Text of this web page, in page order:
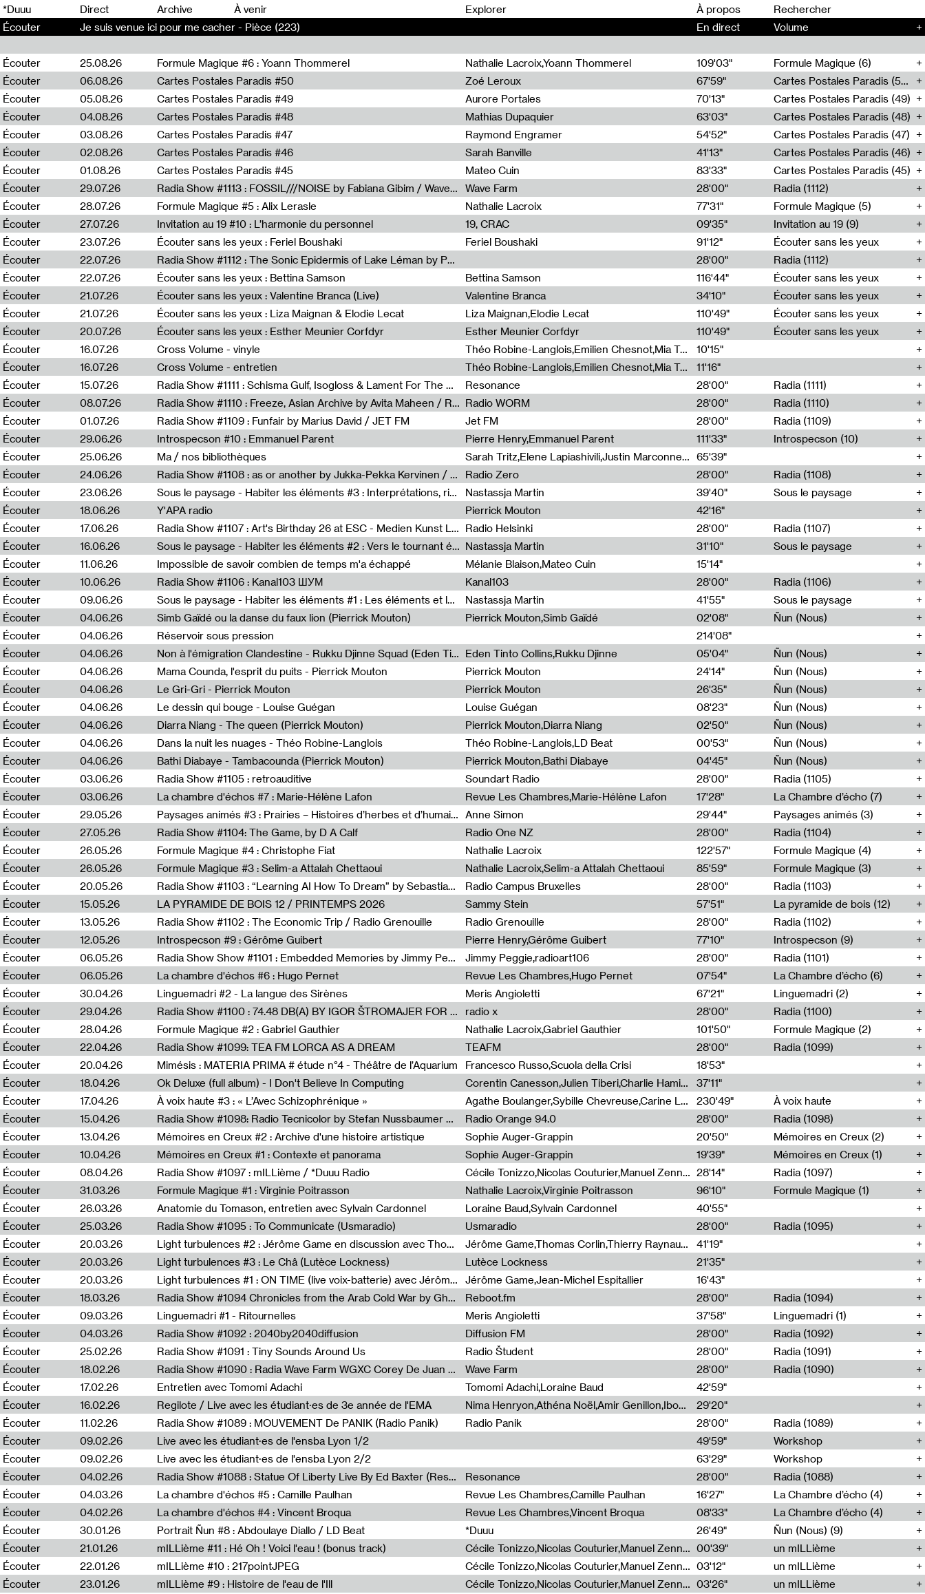
*Duuu Direct Archive À venir Explorer
À propos
Écouter
Je suis venue ici pour me cacher - Pièce (223) En direct Volume +
Écouter 25.08.26 Formule Magique #6 : Yoann Thommerel Nathalie Lacroix,Yoann Thommerel 109'03"
Formule Magique (6)
Écouter
06.08.26 Cartes Postales Paradis #50 Zoé Leroux 67'59"
Cartes Postales Paradis (50)
Écouter
05.08.26 Cartes Postales Paradis #49 Aurore Portales 70'13"
Cartes Postales Paradis (49)
Écouter
04.08.26 Cartes Postales Paradis #48 Mathias Dupaquier 63'03"
Cartes Postales Paradis (48)
Écouter
03.08.26 Cartes Postales Paradis #47 Raymond Engramer 54'52"
Cartes Postales Paradis (47)
Écouter
02.08.26 Cartes Postales Paradis #46 Sarah Banville 41'13"
Cartes Postales Paradis (46)
Écouter
01.08.26 Cartes Postales Paradis #45 Mateo Cuin 83'33"
Cartes Postales Paradis (45)
Écouter
29.07.26 Radia Show #1113 : FOSSIL///NOISE by Fabiana Gibim / Wave Farm Wave Farm 28'00"
Radia (1112)
Écouter
28.07.26 Formule Magique #5 : Alix Lerasle Nathalie Lacroix 77'31"
Formule Magique (5)
Écouter
27.07.26 Invitation au 19 #10 : L’harmonie du personnel 19, CRAC 09'35"
Invitation au 19 (9)
Écouter
23.07.26 Écouter sans les yeux : Feriel Boushaki Feriel Boushaki 91'12"
Écouter sans les yeux
Écouter
22.07.26 Radia Show #1112 : The Sonic Epidermis of Lake Léman by Paul Courlet / Guest Slot 28'00"
Radia (1112)
Écouter
22.07.26 Écouter sans les yeux : Bettina Samson Bettina Samson 116'44"
Écouter sans les yeux
Écouter
21.07.26 Écouter sans les yeux : Valentine Branca (Live) Valentine Branca 34'10"
Écouter sans les yeux
Écouter
21.07.26 Écouter sans les yeux : Liza Maignan & Elodie Lecat Liza Maignan,Elodie Lecat 110'49"
Écouter sans les yeux
Écouter
20.07.26 Écouter sans les yeux : Esther Meunier Corfdyr Esther Meunier Corfdyr 110'49"
Écouter sans les yeux
Écouter
16.07.26 Cross Volume - vinyle Théo Robine-Langlois,Emilien Chesnot,Mia Trabalon
10'15"
Écouter
16.07.26 Cross Volume - entretien Théo Robine-Langlois,Emilien Chesnot,Mia Trabalon
11'16"
Écouter
15.07.26 Radia Show #1111 : Schisma Gulf, Isogloss & Lament For The Old Clock By Harvey Young / Resonance Resonance 28'00"
Radia (1111)
Écouter
08.07.26 Radia Show #1110 : Freeze, Asian Archive by Avita Maheen / Radio Worm Radio WORM 28'00"
Radia (1110)
Écouter
01.07.26 Radia Show #1109 : Funfair by Marius David / JET FM Jet FM 28'00"
Radia (1109)
Écouter
29.06.26 Introspecson #10 : Emmanuel Parent Pierre Henry,Emmanuel Parent 111'33"
Introspecson (10)
Écouter
25.06.26 Ma / nos bibliothèques Sarah Tritz,Elene Lapiashivili,Justin Marconnet,Mateo Cuche,Esther Lechevalier,Suzie Lecroart,Romance Castelet
65'39"
Écouter
24.06.26 Radia Show #1108 : as or another by Jukka-Pekka Kervinen / Rádio Zero Radio Zero 28'00"
Radia (1108)
Écouter
23.06.26 Sous le paysage - Habiter les éléments #3 : Interprétations, rituels et symboliques des éléments Nastassja Martin 39'40"
Sous le paysage
Écouter
18.06.26 Y'APA radio Pierrick Mouton
42'16"
Écouter
17.06.26 Radia Show #1107 : Art's Birthday 26 at ESC - Medien Kunst Labor Radio Helsinki 28'00"
Radia (1107)
Écouter
16.06.26 Sous le paysage - Habiter les éléments #2 : Vers le tournant élémentaire Nastassja Martin 31'10"
Sous le paysage
Écouter
11.06.26 Impossible de savoir combien de temps m'a échappé Mélanie Blaison,Mateo Cuin
15'14"
Écouter
10.06.26 Radia Show #1106 : Kanal103 ШУМ Kanal103 28'00"
Radia (1106)
Écouter
09.06.26 Sous le paysage - Habiter les éléments #1 : Les éléments et les débordements du vivant Nastassja Martin 41'55"
Sous le paysage
Écouter
04.06.26 Simb Gaïdé ou la danse du faux lion (Pierrick Mouton) Pierrick Mouton,Simb Gaïdé 02'08"
Ñun (Nous)
Écouter
04.06.26 Réservoir sous pression
214'08"
Écouter
04.06.26 Non à l'émigration Clandestine - Rukku Djinne Squad (Eden Tinto Collins) Eden Tinto Collins,Rukku Djinne 05'04"
Ñun (Nous)
Écouter
04.06.26 Mama Counda, l'esprit du puits - Pierrick Mouton Pierrick Mouton 24'14"
Ñun (Nous)
Écouter
04.06.26 Le Gri-Gri - Pierrick Mouton Pierrick Mouton 26'35"
Ñun (Nous)
Écouter
04.06.26 Le dessin qui bouge - Louise Guégan Louise Guégan 08'23"
Ñun (Nous)
Écouter
04.06.26 Diarra Niang - The queen (Pierrick Mouton) Pierrick Mouton,Diarra Niang 02'50"
Ñun (Nous)
Écouter
04.06.26 Dans la nuit les nuages - Théo Robine-Langlois Théo Robine-Langlois,LD Beat 00'53"
Ñun (Nous)
Écouter
04.06.26 Bathi Diabaye - Tambacounda (Pierrick Mouton) Pierrick Mouton,Bathi Diabaye 04'45"
Ñun (Nous)
Écouter
03.06.26 Radia Show #1105 : retroauditive Soundart Radio 28'00"
Radia (1105)
Écouter
03.06.26 La chambre d'échos #7 : Marie-Hélène Lafon Revue Les Chambres,Marie-Hélène Lafon 17'28"
La Chambre d’écho (7)
Écouter
29.05.26 Paysages animés #3 : Prairies – Histoires d’herbes et d’humains Anne Simon 29'44"
Paysages animés (3)
Écouter
27.05.26 Radia Show #1104: The Game, by D A Calf Radio One NZ 28'00"
Radia (1104)
Écouter
26.05.26 Formule Magique #4 : Christophe Fiat Nathalie Lacroix 122'57"
Formule Magique (4)
Écouter
26.05.26 Formule Magique #3 : Selim-a Attalah Chettaoui Nathalie Lacroix,Selim-a Attalah Chettaoui 85'59"
Formule Magique (3)
Écouter
20.05.26 Radia Show #1103 : “Learning AI How To Dream” by Sebastian Dingens (Radio Campus Bruxelles) Radio Campus Bruxelles 28'00"
Radia (1103)
Écouter
15.05.26 LA PYRAMIDE DE BOIS 12 / PRINTEMPS 2026 Sammy Stein 57'51"
La pyramide de bois (12)
Écouter
13.05.26 Radia Show #1102 : The Economic Trip / Radio Grenouille Radio Grenouille 28'00"
Radia (1102)
Écouter
12.05.26 Introspecson #9 : Gérôme Guibert Pierre Henry,Gérôme Guibert 77'10"
Introspecson (9)
Écouter
06.05.26 Radia Show Show #1101 : Embedded Memories by Jimmy Peggie / radioart106 Jimmy Peggie,radioart106 28'00"
Radia (1101)
Écouter
06.05.26 La chambre d'échos #6 : Hugo Pernet Revue Les Chambres,Hugo Pernet 07'54"
La Chambre d’écho (6)
Écouter
30.04.26 Linguemadri #2 - La langue des Sirènes Meris Angioletti 67'21"
Linguemadri (2)
Écouter
29.04.26 Radia Show #1100 : 74.48 DB(A) BY IGOR ŠTROMAJER FOR RADIO X radio x 28'00"
Radia (1100)
Écouter
28.04.26 Formule Magique #2 : Gabriel Gauthier Nathalie Lacroix,Gabriel Gauthier 101'50"
Formule Magique (2)
Écouter
22.04.26 Radia Show #1099: TEA FM LORCA AS A DREAM TEAFM 28'00"
Radia (1099)
Écouter
20.04.26 Mimésis : MATERIA PRIMA # étude n°4 - Théâtre de l’Aquarium Francesco Russo,Scuola della Crisi
18'53"
Écouter
18.04.26 Ok Deluxe (full album) - I Don't Believe In Computing Corentin Canesson,Julien Tiberi,Charlie Hamish Jeffery
37'11"
Écouter
17.04.26 À voix haute #3 : « L’Avec Schizophrénique » Agathe Boulanger,Sybille Chevreuse,Carine Lendrin,Léna Monnier,Graziela Susin,Camille Zuber 230'49"
À voix haute
Écouter
15.04.26 Radia Show #1098: Radio Tecnicolor by Stefan Nussbaumer & Georg Zichy (Radio Orange 94.0) Radio Orange 94.0 28'00"
Radia (1098)
Écouter
13.04.26 Mémoires en Creux #2 : Archive d'une histoire artistique Sophie Auger-Grappin 20'50"
Mémoires en Creux (2)
Écouter
10.04.26 Mémoires en Creux #1 : Contexte et panorama Sophie Auger-Grappin 19'39"
Mémoires en Creux (1)
Écouter
08.04.26 Radia Show #1097 : mILLième / *Duuu Radio Cécile Tonizzo,Nicolas Couturier,Manuel Zenner,Aquila Lescene,Curtis Coco,Cyril Magnier 28'14"
Radia (1097)
Écouter
31.03.26 Formule Magique #1 : Virginie Poitrasson Nathalie Lacroix,Virginie Poitrasson 96'10"
Formule Magique (1)
Écouter
26.03.26 Anatomie du Tomason, entretien avec Sylvain Cardonnel Loraine Baud,Sylvain Cardonnel
40'55"
Écouter
25.03.26 Radia Show #1095 : To Communicate (Usmaradio) Usmaradio 28'00"
Radia (1095)
Écouter
20.03.26 Light turbulences #2 : Jérôme Game en discussion avec Thomas Corlin Jérôme Game,Thomas Corlin,Thierry Raynaud,Hubert Colas
41'19"
Écouter
20.03.26 Light turbulences #3 : Le Châ (Lutèce Lockness) Lutèce Lockness
21'35"
Écouter
20.03.26 Light turbulences #1 : ON TIME (live voix-batterie) avec Jérôme Game & Jean-Michel Espitallier Jérôme Game,Jean-Michel Espitallier
16'43"
Écouter
18.03.26 Radia Show #1094 Chronicles from the Arab Cold War by Ghazi Barakat Reboot.fm 28'00"
Radia (1094)
Écouter
09.03.26 Linguemadri #1 - Ritournelles Meris Angioletti 37'58"
Linguemadri (1)
Écouter
04.03.26 Radia Show #1092 : 2040by2040diffusion Diffusion FM 28'00"
Radia (1092)
Écouter
25.02.26 Radia Show #1091 : Tiny Sounds Around Us Radio Študent 28'00"
Radia (1091)
Écouter
18.02.26 Radia Show #1090 : Radia Wave Farm WGXC Corey De Juan Sherrard Jr Startalk Wave Farm 28'00"
Radia (1090)
Écouter
17.02.26 Entretien avec Tomomi Adachi Tomomi Adachi,Loraine Baud
42'59"
Écouter
16.02.26 Regilote / Live avec les étudiant·es de 3e année de l'EMA Nima Henryon,Athéna Noël,Amir Genillon,Ibourayane Ahmadi,Manelle Cherrih,Honorine Gibello,John Weeber,Manon Joseph
29'20"
Écouter
11.02.26 Radia Show #1089 : MOUVEMENT De PANIK (Radio Panik) Radio Panik 28'00"
Radia (1089)
Écouter
09.02.26 Live avec les étudiant·es de l'ensba Lyon 1/2 49'59"
Workshop
Écouter
09.02.26 Live avec les étudiant·es de l'ensba Lyon 2/2 63'29"
Workshop
Écouter
04.02.26 Radia Show #1088 : Statue Of Liberty Live By Ed Baxter (Resonance) Resonance 28'00"
Radia (1088)
Écouter
04.03.26 La chambre d'échos #5 : Camille Paulhan Revue Les Chambres,Camille Paulhan 16'27"
La Chambre d’écho (4)
Écouter
04.02.26 La chambre d'échos #4 : Vincent Broqua Revue Les Chambres,Vincent Broqua 08'33"
La Chambre d’écho (4)
Écouter
30.01.26 Portrait Ñun #8 : Abdoulaye Diallo / LD Beat *Duuu 26'49"
Ñun (Nous) (9)
Écouter
21.01.26 mILLième #11 : Hé Oh ! Voici l'eau ! (bonus track) Cécile Tonizzo,Nicolas Couturier,Manuel Zenner,Aquila Lescene,Curtis Coco,Cyril Magnier 00'39"
un mILLième
Écouter
22.01.26 mILLième #10 : 217pointJPEG Cécile Tonizzo,Nicolas Couturier,Manuel Zenner,Aquila Lescene,Curtis Coco,Cyril Magnier 03'12"
un mILLième
Écouter
23.01.26 mILLième #9 : Histoire de l'eau de l'Ill Cécile Tonizzo,Nicolas Couturier,Manuel Zenner,Aquila Lescene,Curtis Coco,Cyril Magnier 03'26"
un mILLième
00 00
00 00